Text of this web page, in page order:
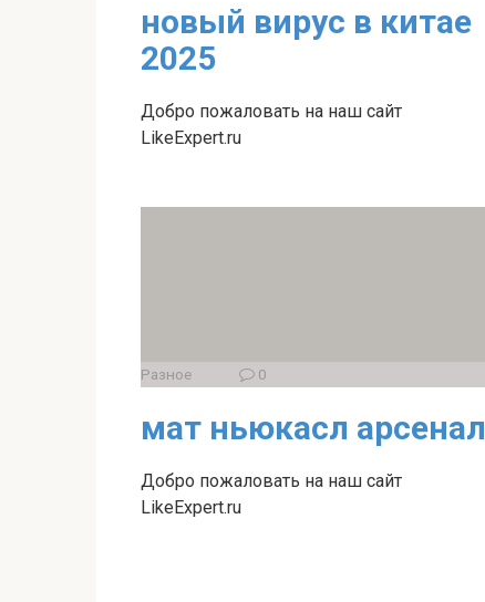
новый вирус в китае
2025
Добро пожаловать на наш сайт
LikeExpert.ru
Разное 0
мат ньюкасл арсенал
Добро пожаловать на наш сайт
LikeExpert.ru